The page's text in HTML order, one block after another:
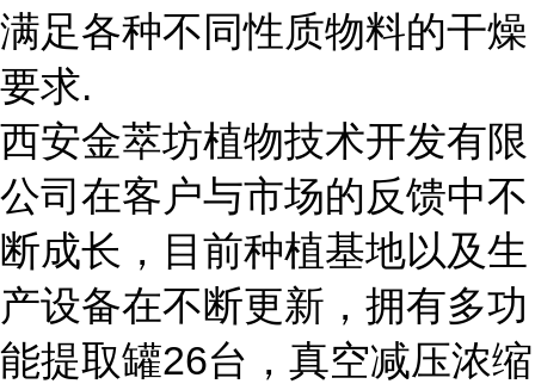
满足各种不同性质物料的干燥
要求.
西安金萃坊植物技术开发有限
公司在客户与市场的反馈中不
断成长，目前种植基地以及生
产设备在不断更新，拥有多功
能提取罐26台，真空减压浓缩